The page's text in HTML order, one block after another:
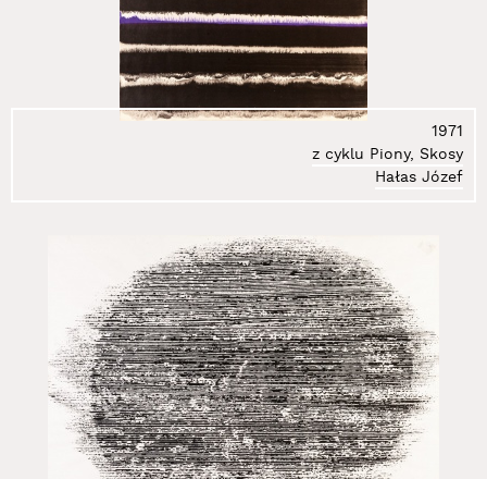
1971
z cyklu Piony, Skosy
Hałas Józef